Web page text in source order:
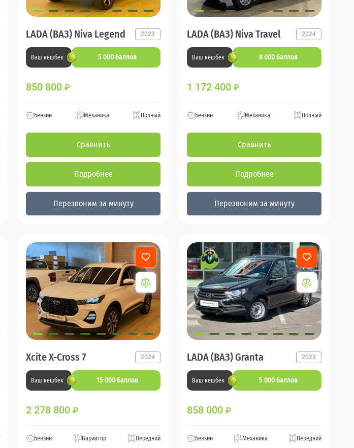
LADA (ВАЗ) Niva Legend 2023
Ваш кешбек 5 000 баллов
850 800 ₽
Бензин Механика Полный
Сравнить
Подробнее
Перезвоним за минуту
LADA (ВАЗ) Niva Travel 2024
Ваш кешбек 8 000 баллов
1 172 400 ₽
Бензин Механика Полный
Сравнить
Подробнее
Перезвоним за минуту
Xcite X-Cross 7 2024
Ваш кешбек 15 000 баллов
2 278 800 ₽
Бензин Вариатор Передний
LADA (ВАЗ) Granta 2023
Ваш кешбек 5 000 баллов
858 000 ₽
Бензин Механика Передний